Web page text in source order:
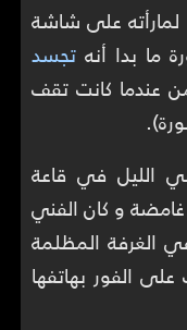
آن لامبرت (54 عاماً) لمارأته على شاشة
ما بدا أنهتجسد
عندما كانت تقف
الليل في قاعة
و كان الفني
الغرفة المظلمة
الفور بهاتفها